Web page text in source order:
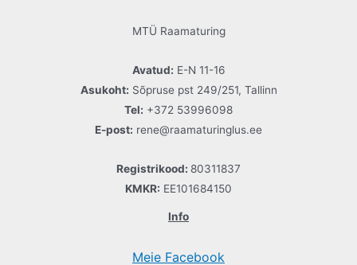
MTÜ Raamaturing
Avatud: E-N 11-16
Asukoht: Sõpruse pst 249/251, Tallinn
Tel: +372 53996098
E-post: rene@raamaturinglus.ee
Registrikood: 80311837
KMKR: EE101684150
Info
Meie Facebook